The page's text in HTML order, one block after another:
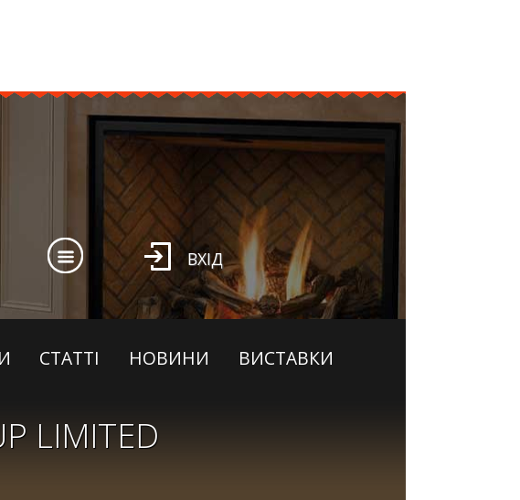
ВХІД
СТАТТІ НОВИНИ ВИСТАВКИ
LIMITED